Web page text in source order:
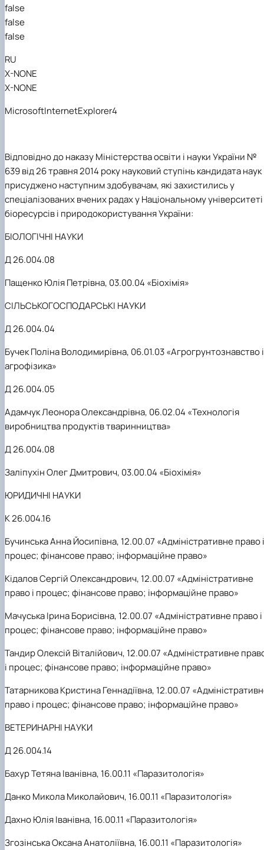
false
false
false
RU
X-NONE
X-NONE
MicrosoftInternetExplorer4
Відповідно до наказу Міністерства освіти і науки України №
639 від 26 травня 2014 року науковий ступінь кандидата наук
присуджено наступним здобувачам, які захистились у
спеціалізованих вчених радах уНаціональному університеті
біоресурсів і природокористування України:
БІОЛОГІЧНІ НАУКИ
Д 26.004.08
Пащенко Юлія Петрівна, 03.00.04 «Біохімія»
СІЛЬСЬКОГОСПОДАРСЬКІ НАУКИ
Д 26.004.04
Бучек Поліна Володимирівна, 06.01.03 «Агрогрунтознавство і
агрофізика»
Д 26.004.05
Адамчук Леонора Олександрівна, 06.02.04 «Технологія
виробництва продуктів тваринництва»
Д 26.004.08
Заліпухін Олег Дмитрович, 03.00.04 «Біохімія»
ЮРИДИЧНІ НАУКИ
К 26.004.16
Бучинська Анна Йосипівна, 12.00.07 «Адміністративне право і
процес; фінансове право; інформаційне право»
Кідалов Сергій Олександрович, 12.00.07 «Адміністративне
право і процес; фінансове право; інформаційне право»
Мачуська Ірина Борисівна, 12.00.07 «Адміністративне право і
процес; фінансове право; інформаційне право»
Тандир Олексій Віталійович, 12.00.07 «Адміністративне
і процес; фінансове право; інформаційне право»
Татарникова Кристина Геннадіївна, 12.00.07
право і процес; фінансове право; інформаційне право»
ВЕТЕРИНАРНІ НАУКИ
Д 26.004.14
Бахур Тетяна Іванівна, 16.00.11 «Паразитологія»
Данко Микола Миколайович, 16.00.11 «Паразитологія»
Дахно Юлія Іванівна, 16.00.11 «Паразитологія»
Згозінська Оксана Анатоліївна, 16.00.11 «Паразитологія»